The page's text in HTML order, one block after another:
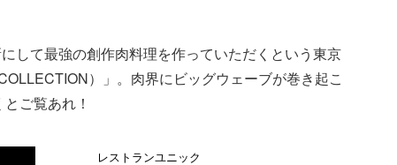
して最強の創作肉料理を作っていただくという東京
）」。肉界にビッグウェーブが巻き起こ
ご覧あれ！
レストランユニック